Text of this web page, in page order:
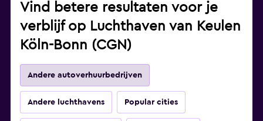
Vind betere resultaten voor je
verblijf op Luchthaven van Keulen
Köln-Bonn (CGN)
Andere autoverhuurbedrijven
Andere luchthavens Popular cities